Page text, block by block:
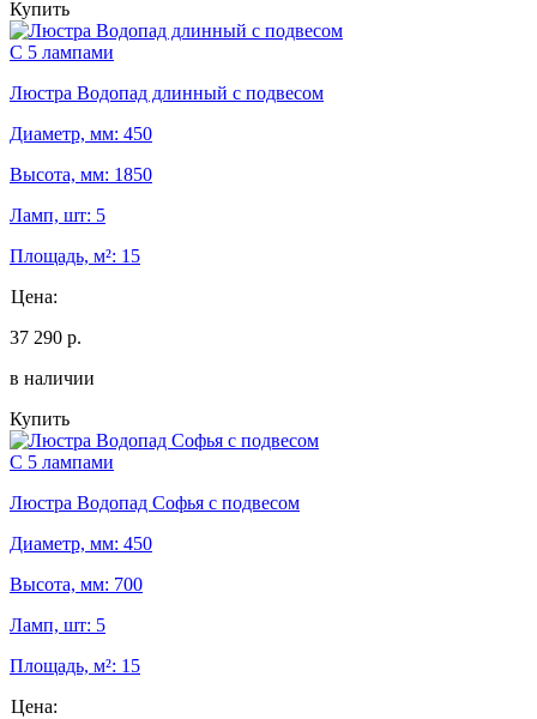
Купить
С 5 лампами
Люстра Водопад длинный с подвесом
Диаметр, мм: 450
Высота, мм: 1850
Ламп, шт: 5
Площадь, м²: 15
Цена:
37 290 р.
в наличии
Купить
С 5 лампами
Люстра Водопад Софья с подвесом
Диаметр, мм: 450
Высота, мм: 700
Ламп, шт: 5
Площадь, м²: 15
Цена: